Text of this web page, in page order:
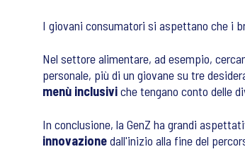
I giovani consumatori si aspettano che i
Nel settore alimentare, ad esempio,
personale, più di un giovane su tre
menù inclusiviche tengano conto delle
In conclusione, la GenZ ha grandi
innovazionedall'inizio alla fine del